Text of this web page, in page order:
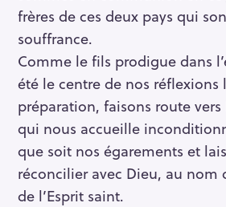
frères de ces deux pays qui
souffrance.
Comme le fils prodigue dans
été le centre de nos réflexions
préparation, faisons route
qui nous accueille
que soit nos égarements et
réconcilier avec Dieu, au nom
de l’Esprit saint.